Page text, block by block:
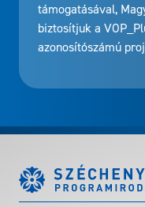
támogatásával,
biztosítjuk a
azonosítószámú